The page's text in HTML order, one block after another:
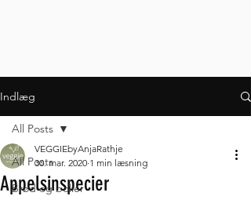
Indlæg
All Posts
Brød og boller
All Posts
Appelsinspecier
VEGGIEbyAnjaRathje
30. mar. 2020 1 min læsning